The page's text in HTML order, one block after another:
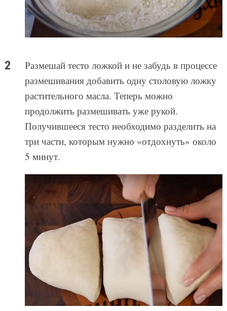
Размешай тесто ложкой и не забудь в процессе
размешивания добавить одну столовую ложку
растительного масла. Теперь можно
продолжить размешивать уже рукой.
Получившееся тесто необходимо разделить на
три части, которым нужно «отдохнуть» около
5 минут.